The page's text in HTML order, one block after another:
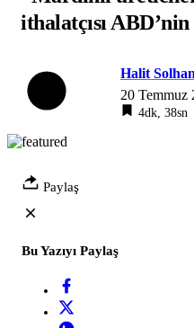
ithalatçısı
Halit Solhan
20 Temmuz
4dk, 38sn
Paylaş
Bu Yazıyı Paylaş